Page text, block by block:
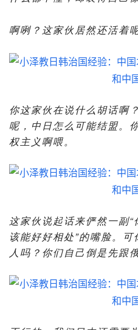
啊咧？这家伙居然还活着
你这家伙在说什么胡话啊
呢，中日怎么可能结盟。
权主义啊喂。
这家伙说起话来俨然一副
该能好好相处”的嘴脸。
人吗？你们自己倒是先跟